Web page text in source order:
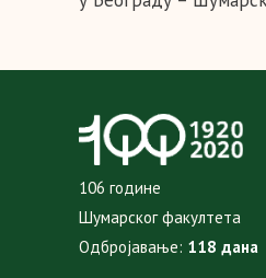
106 године
Шумарског факултета
Одбројавање: 118 дана